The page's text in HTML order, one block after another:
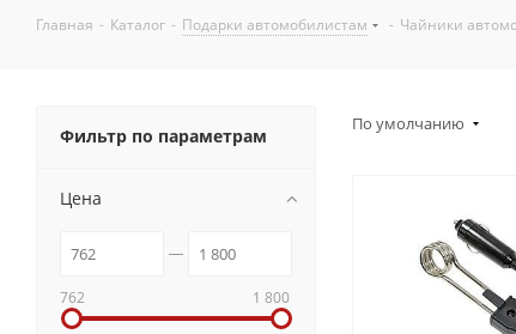
Главная - Каталог - Подарки автомобилистам - Чайники
По умолчанию
Фильтр по параметрам
Цена
762 1 800